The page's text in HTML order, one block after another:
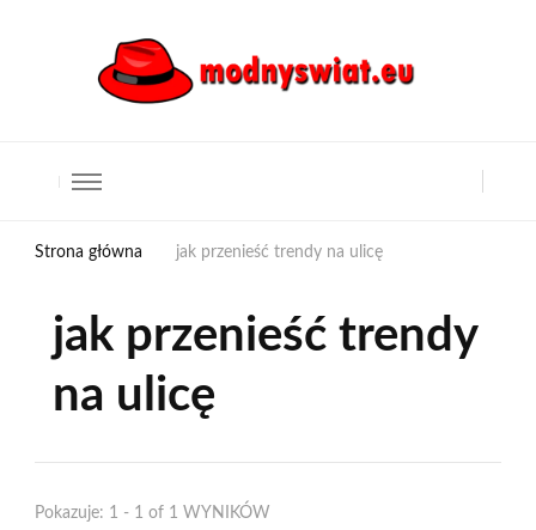
Strona główna jak przenieść trendy na ulicę
jak przenieść trendy
na ulicę
Pokazuje: 1 - 1 of 1 WYNIKÓW